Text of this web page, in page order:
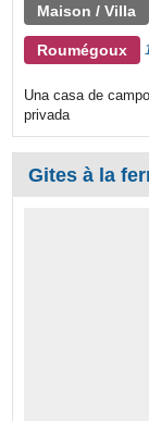
Maison / Villa
Roumégoux
Una casa de
privada